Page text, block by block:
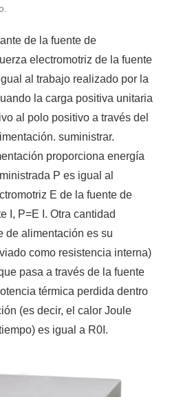
de la fuente de
electromotriz de la fuente
al trabajo realizado por la
la carga positiva unitaria
al polo positivo a través del
suministrar.
proporciona energía
P es igual al
E de la fuente de
I, P=E I. Otra cantidad
de alimentación es su
como resistencia interna)
pasa a través de la fuente
térmica perdida dentro
(es decir, el calor Joule
es igual a R0I.